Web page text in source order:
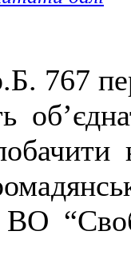
767